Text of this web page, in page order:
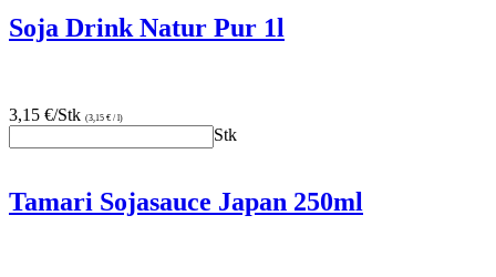
Soja Drink Natur Pur 1l
3,15 €/Stk (3,15 € / l)
Stk
Tamari Sojasauce Japan 250ml